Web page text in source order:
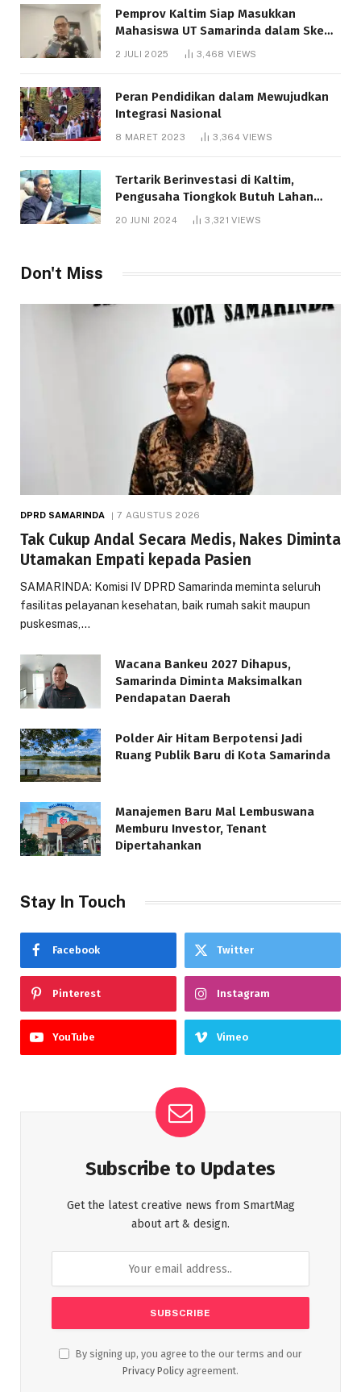
Pemprov Kaltim Siap Masukkan
Mahasiswa UT Samarinda dalam Skema
Bantuan Pendidikan Gratispol
2 JULI 2025 3,468 VIEWS
Peran Pendidikan dalam Mewujudkan
Integrasi Nasional
8 MARET 2023 3,364VIEWS
Tertarik Berinvestasi di Kaltim,
Pengusaha Tiongkok Butuh Lahan
1.000 Hektare
20 JUNI 2024 3,321VIEWS
Don't Miss
DPRD SAMARINDA 7 AGUSTUS 2026
Tak Cukup Andal Secara Medis, Nakes Diminta
Utamakan Empati kepada Pasien
SAMARINDA: Komisi IV DPRD Samarinda meminta seluruh
fasilitas pelayanan kesehatan, baik rumah sakit maupun
puskesmas,…
Wacana Bankeu 2027 Dihapus,
Samarinda Diminta Maksimalkan
Pendapatan Daerah
Polder Air Hitam Berpotensi Jadi
Ruang Publik Baru di Kota Samarinda
Manajemen Baru Mal Lembuswana
Memburu Investor, Tenant
Dipertahankan
Stay In Touch
Facebook Twitter
Pinterest Instagram
YouTube Vimeo
Subscribe to Updates
Get the latest creative news from SmartMag
about art & design.
By signing up, you agree to the our terms and our
Privacy Policy agreement.